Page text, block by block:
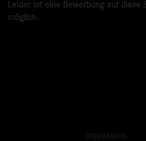
Leider ist eine Bewerbung auf diese
möglich.
Impressum